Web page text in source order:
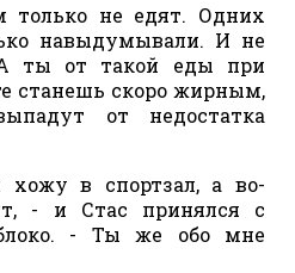
не едят. Одних
навыдумывали. И не
ты от такой еды при
станешь скоро жирным,
от недостатка
в спортзал, а во-
- и Стас принялся с
- Ты же обо мне